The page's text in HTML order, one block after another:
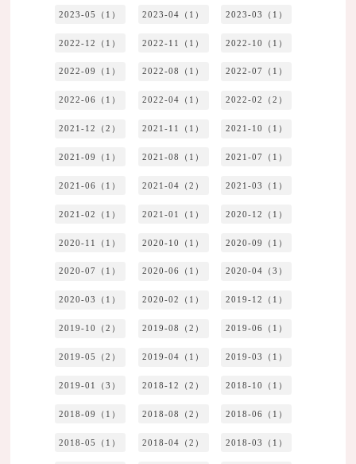
2023-05（1） 2023-04（1） 2023-03（1）
2022-12（1） 2022-11（1） 2022-10（1）
2022-09（1） 2022-08（1） 2022-07（1）
2022-06（1） 2022-04（1） 2022-02（2）
2021-12（2） 2021-11（1） 2021-10（1）
2021-09（1） 2021-08（1） 2021-07（1）
2021-06（1） 2021-04（2） 2021-03（1）
2021-02（1） 2021-01（1） 2020-12（1）
2020-11（1） 2020-10（1） 2020-09（1）
2020-07（1） 2020-06（1） 2020-04（3）
2020-03（1） 2020-02（1） 2019-12（1）
2019-10（2） 2019-08（2） 2019-06（1）
2019-05（2） 2019-04（1） 2019-03（1）
2019-01（3） 2018-12（2） 2018-10（1）
2018-09（1） 2018-08（2） 2018-06（1）
2018-05（1） 2018-04（2） 2018-03（1）